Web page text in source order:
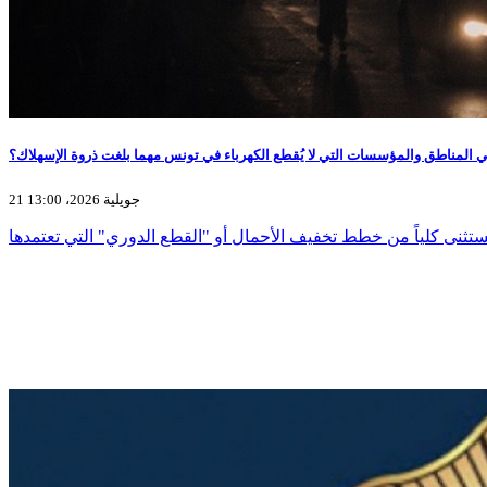
المناطق والمؤسسات التي لا يُقطع الكهرباء في تونس مهما بلغت ذروة الإسهلاك؟
21 جويلية 2026، 13:00